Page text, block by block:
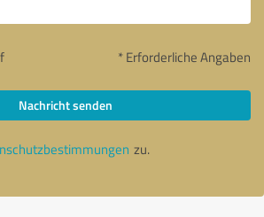
* Erforderliche Angaben
Nachricht senden
zu.